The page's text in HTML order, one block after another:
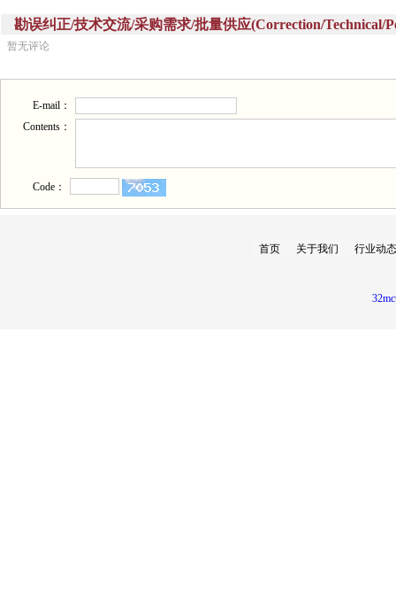
勘误纠正/技术交流/采购需求/批量供应(Correction/Technical/
暂无评论
E-mail：
Contents：
Code：
首页 关于我们 行业动态